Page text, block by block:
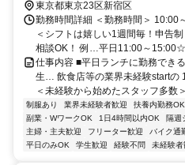
東京都東京23区新宿区
勤務時間詳細 ＜勤務時間＞
＜シフトは嬉しい1週間毎！申告
相談OK！ 例…平日11:00～
仕事内容 ■平日ランチに勤務でき
生… 飲食店等の業界未経験startの
＜未経験から始めたスタッフ多数
制服あり 業界未経験者歓迎 扶養内勤務OK
副業・WワークOK
1日4時間以内OK 隔週
主婦・主夫歓迎
フリーター歓迎 バイク通
平日のみOK
学生歓迎 経験不問 未経験者